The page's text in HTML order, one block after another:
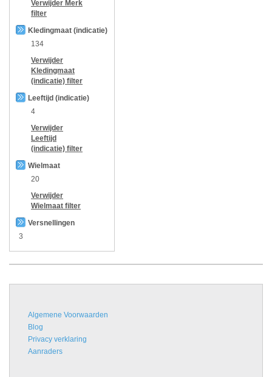
Verwijder Merk
filter
Kledingmaat (indicatie)
134
Verwijder
Kledingmaat
(indicatie) filter
Leeftijd (indicatie)
4
Verwijder
Leeftijd
(indicatie) filter
Wielmaat
20
Verwijder
Wielmaat filter
Versnellingen
3
Algemene Voorwaarden
Blog
Privacy verklaring
Aanraders